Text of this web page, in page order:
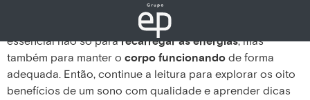
Você sabia que uma boa noite de sono pode fazer
maravilhas para a sua saúde e bem-estar? Dormir bem é
essencial não só pararecarregar as energias, mas
também para manter o corpo funcionando de forma
adequada. Então, continue a leitura para explorar os oito
benefícios de um sono com qualidade e aprender dicas